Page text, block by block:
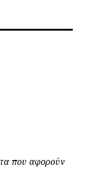
που αφορούν